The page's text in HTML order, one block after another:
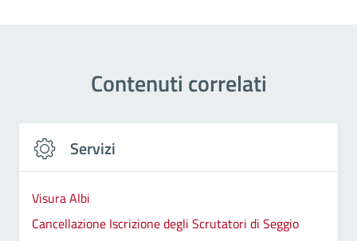
Contenuti correlati
Servizi
Visura Albi
Cancellazione Iscrizione degli Scrutatori di Seggio